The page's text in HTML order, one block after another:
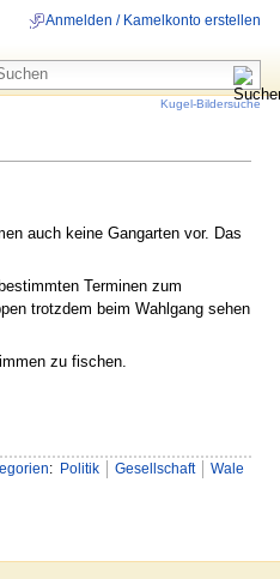
auch keine Gangarten vor. Das
Terminen zum
trotzdem beim Wahlgang sehen
zu fischen.
: Politik Gesellschaft Wale
Anmelden / Kamelkonto erstellen
Kugel-Bildersuche